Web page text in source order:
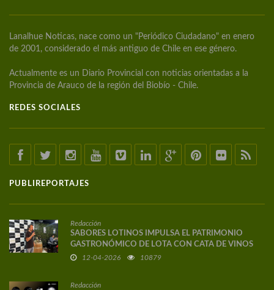
Lanalhue Noticas, nace como un "Periódico Ciudadano" en enero
de 2001, considerado el más antiguo de Chile en ese género.
Actualmente es un Diario Provincial con noticias orientadas a la
Provincia de Arauco de la región del Biobío - Chile.
REDES SOCIALES
PUBLIREPORTAJES
Redacción
SABORES LOTINOS IMPULSA EL PATRIMONIO
GASTRONÓMICO DE LOTA CON CATA DE VINOS
DE AUTOR
12-04-2026 10879
Redacción